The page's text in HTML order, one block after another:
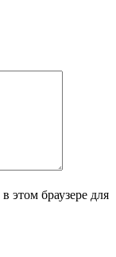
этом браузере для